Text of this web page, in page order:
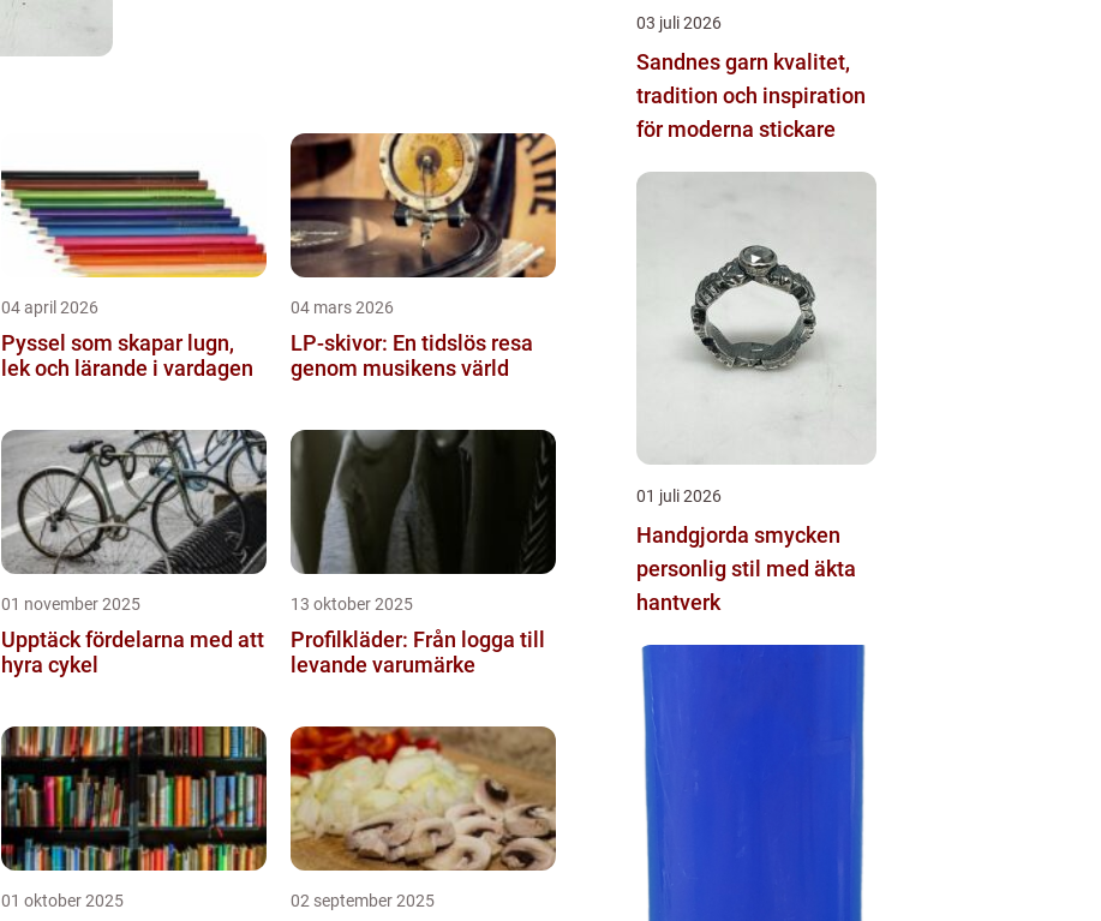
04 april 2026
Pyssel som skapar lugn,
lek och lärande i vardagen
04 mars 2026
LP-skivor: En tidslös resa
genom musikens värld
01 november 2025
Upptäck fördelarna med att
hyra cykel
13 oktober 2025
Profilkläder: Från logga till
levande varumärke
01 oktober 2025 02 september 2025
03 juli 2026
Sandnes garn kvalitet,
tradition och inspiration
för moderna stickare
01 juli 2026
Handgjorda smycken
personlig stil med äkta
hantverk